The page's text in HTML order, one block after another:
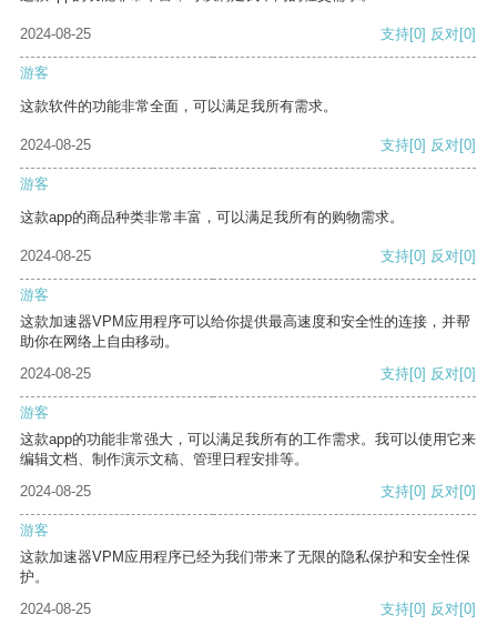
2024-08-25 支持[0] 反对[0]
游客
这款软件的功能非常全面，可以满足我所有需求。
2024-08-25 支持[0] 反对[0]
游客
这款app的商品种类非常丰富，可以满足我所有的购物需求。
2024-08-25 支持[0] 反对[0]
游客
这款加速器VPM应用程序可以给你提供最高速度和安全性的连接，并帮
助你在网络上自由移动。
2024-08-25
支持[0] 反对[0]
游客
这款app的功能非常强大，可以满足我所有的工作需求。我可以使用它来
编辑文档、制作演示文稿、管理日程安排等。
2024-08-25
支持[0] 反对[0]
游客
这款加速器VPM应用程序已经为我们带来了无限的隐私保护和安全性保
护。
2024-08-25
支持[0] 反对[0]